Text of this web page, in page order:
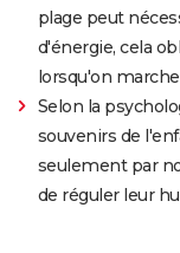
plage peut
d'énergie, cela
lorsqu'on
Selon la
souvenirs de
seulement par
de réguler leur